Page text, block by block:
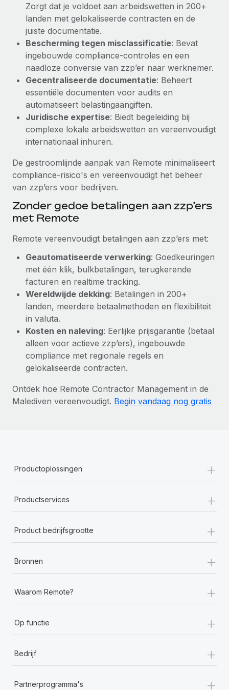
Secundaire arbeidsvoorwaarden
Eenvoudig secundaire arbeidsvoorwaarden
beheren
BLOG
Productupdates van Remote: Gusto- en Xero-
integraties en Contractor Management Plus
Het blijft de missie van Remote om alle soorten bedrijven
Meer informatie
Hoe Phiture 55 werknemers in 19 landen
Phiture, een toonaangevende leider in de wereldwijde
mobiele groeiadviessector, zet zich sinds 2016...
Meer informatie
Zorgt dat je voldoet aan arbeidswetten in 200+
landen met gelokaliseerde contracten en de
juiste documentatie.
Bescherming tegen misclassificatie: Bevat
ingebouwde compliance-controles en een
naadloze conversie van zzp’er naar werknemer.
Gecentraliseerde documentatie: Beheert
essentiële documenten voor audits en
automatiseert belastingaangiften.
Juridische expertise: Biedt begeleiding bij
complexe lokale arbeidswetten en vereenvoudigt
internationaal inhuren.
De gestroomlijnde aanpak van Remote minimaliseert
compliance-risico's en vereenvoudigt het beheer
van zzp’ers voor bedrijven.
Zonder gedoe betalingen aan zzp’ers
met Remote
Remote vereenvoudigt betalingen aan zzp’ers met:
Geautomatiseerde verwerking: Goedkeuringen
met één klik, bulkbetalingen, terugkerende
facturen en realtime tracking.
Wereldwijde dekking: Betalingen in 200+
landen, meerdere betaalmethoden en flexibiliteit
in valuta.
Kosten en naleving: Eerlijke prijsgarantie (betaal
alleen voor actieve zzp’ers), ingebouwde
compliance met regionale regels en
gelokaliseerde contracten.
Ontdek hoe Remote Contractor Management in de
Malediven vereenvoudigt. Begin vandaag nog gratis
Productoplossingen +
Productservices +
Product bedrijfsgrootte +
Bronnen +
Waarom Remote? +
Op functie +
Bedrijf +
Partnerprogramma's +